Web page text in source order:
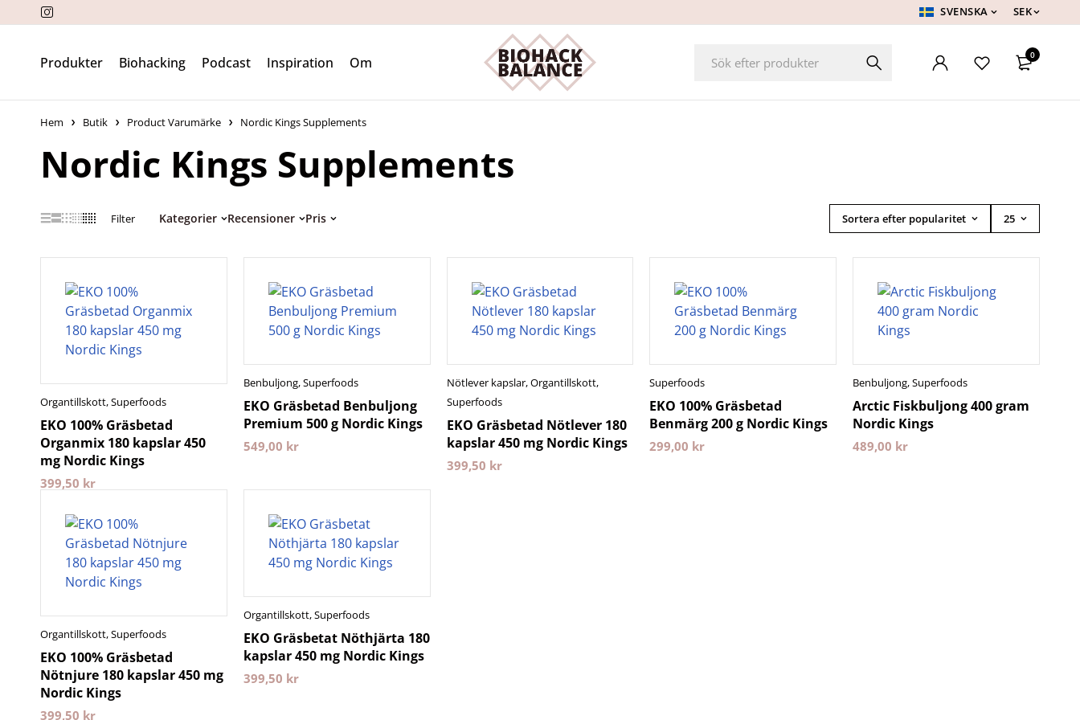
SVENSKA SEK
Produkter Biohacking Podcast Inspiration Om 0
Hem Butik Product Varumärke Nordic Kings Supplements
Nordic Kings Supplements
Sortera efter popularitet 25
Filter Kategorier Recensioner Pris
Organtillskott,Superfoods
EKO 100% Gräsbetad
Organmix 180 kapslar 450
mg Nordic Kings
399,50 kr
Benbuljong,Superfoods
EKO Gräsbetad Benbuljong
Premium 500 g Nordic Kings
549,00 kr
Nötlever kapslar,Organtillskott,
Superfoods
EKO Gräsbetad Nötlever 180
kapslar 450 mg Nordic Kings
399,50 kr
Superfoods
EKO 100% Gräsbetad
Benmärg 200 g Nordic Kings
299,00 kr
Benbuljong,Superfoods
Arctic Fiskbuljong 400 gram
Nordic Kings
489,00 kr
Organtillskott,Superfoods
EKO 100% Gräsbetad
Nötnjure 180 kapslar 450 mg
Nordic Kings
399,50 kr
Organtillskott,Superfoods
EKO Gräsbetat Nöthjärta 180
kapslar 450 mg Nordic Kings
399,50 kr